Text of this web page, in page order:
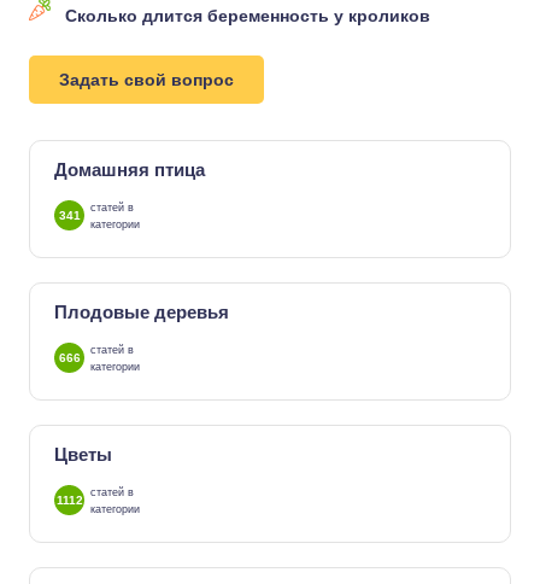
Сколько длится беременность у кроликов
Задать свой вопрос
Домашняя птица
341
статей в
категории
Плодовые деревья
666
статей в
категории
Цветы
1112
статей в
категории